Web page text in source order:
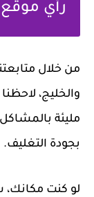
رأي
من خلال
والخليج،
مليئة
بجودة التغليف.
لو كنت مكانك،